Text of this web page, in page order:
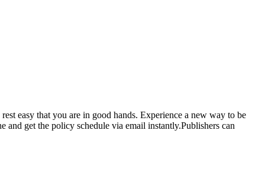
easy that you are in good hands. Experience a new way to be
get the policy schedule via email instantly.Publishers can